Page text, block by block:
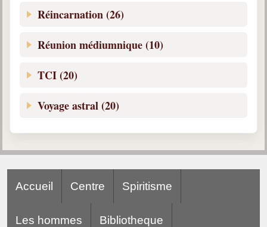
Réincarnation (26)
Réunion médiumnique (10)
TCI (20)
Voyage astral (20)
Accueil Centre Spiritisme
Les hommes Bibliotheque